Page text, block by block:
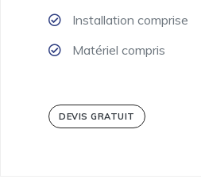
Installation comprise
Matériel compris
DEVIS GRATUIT